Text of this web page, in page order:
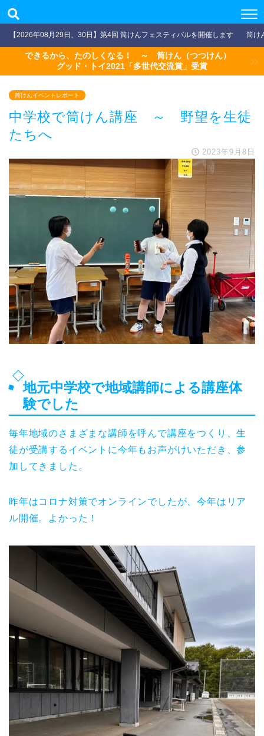
【2026年08月29日、30日】第4回 筒けんフェスティバルを開催します 筒け
できるから、たのしくなる！ ～ 筒けん（つつけん）
グッド・トイ2021「多世代交流賞」受賞
筒けんイベントレポート
中学校で筒けん講座 ～ 野望を生徒
たちへ
2023年9月8日
地元中学校で地域講師による講座体
験でした
毎年地域のさまざまな講師を呼んで講座をつくり、生
徒が受講するイベントに今年もお声がけいただき、参
加してきました。
昨年はコロナ対策でオンラインでしたが、今年はリア
ル開催。よかった！